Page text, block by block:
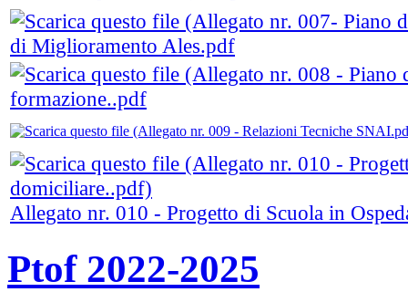
di Miglioramento Ales.pdf
formazione..pdf
Allegato nr. 010 - Progetto di Scuola in
Ptof 2022-2025